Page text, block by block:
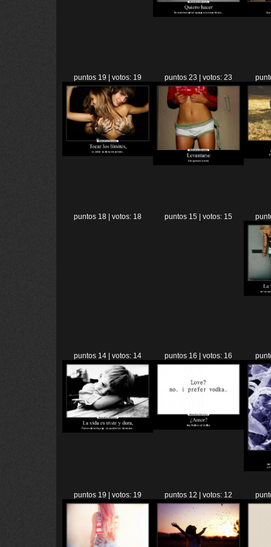
puntos 19 | votos: 19 puntos 23 | votos: 23
puntos 18 | votos: 18 puntos 15 | votos: 15
puntos 14 | votos: 14 puntos 16 | votos: 16
puntos 19 | votos: 19 puntos 12 | votos: 12